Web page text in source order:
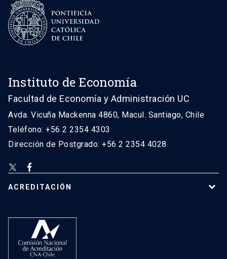
Instituto de Economía
Facultad de Economía y Administración UC
Avda. Vicuña Mackenna 4860, Macul. Santiago, Chile
Teléfono: +56 2 2354 4303
Dirección de Postgrado: +56 2 2354 4028
ACREDITACIÓN